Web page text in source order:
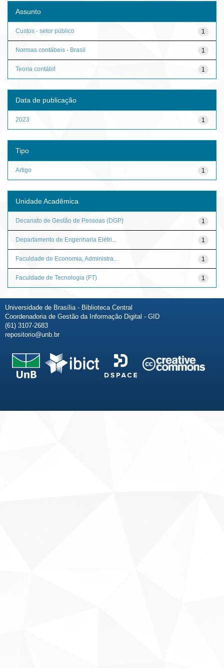
Assunto
1
Custos - setor público
1
Normas contábeis - Brasil
1
Teoria contábil
Data de publicação
1
2023
Tipo
1
Artigo
Unidade Acadêmica
1
Decanato de Gestão de Pessoas (DGP)
1
Departamento de Engenharia Elétri...
1
Faculdade de Economia, Administra...
1
Faculdade de Tecnologia (FT)
Universidade de Brasília - Biblioteca Central
Coordenadoria de Gestão da Informação Digital - GID
(61) 3107-2683
repositorio@unb.br